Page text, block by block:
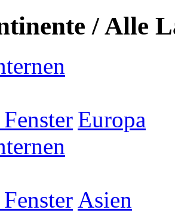
/ Alle
Europa
Asien